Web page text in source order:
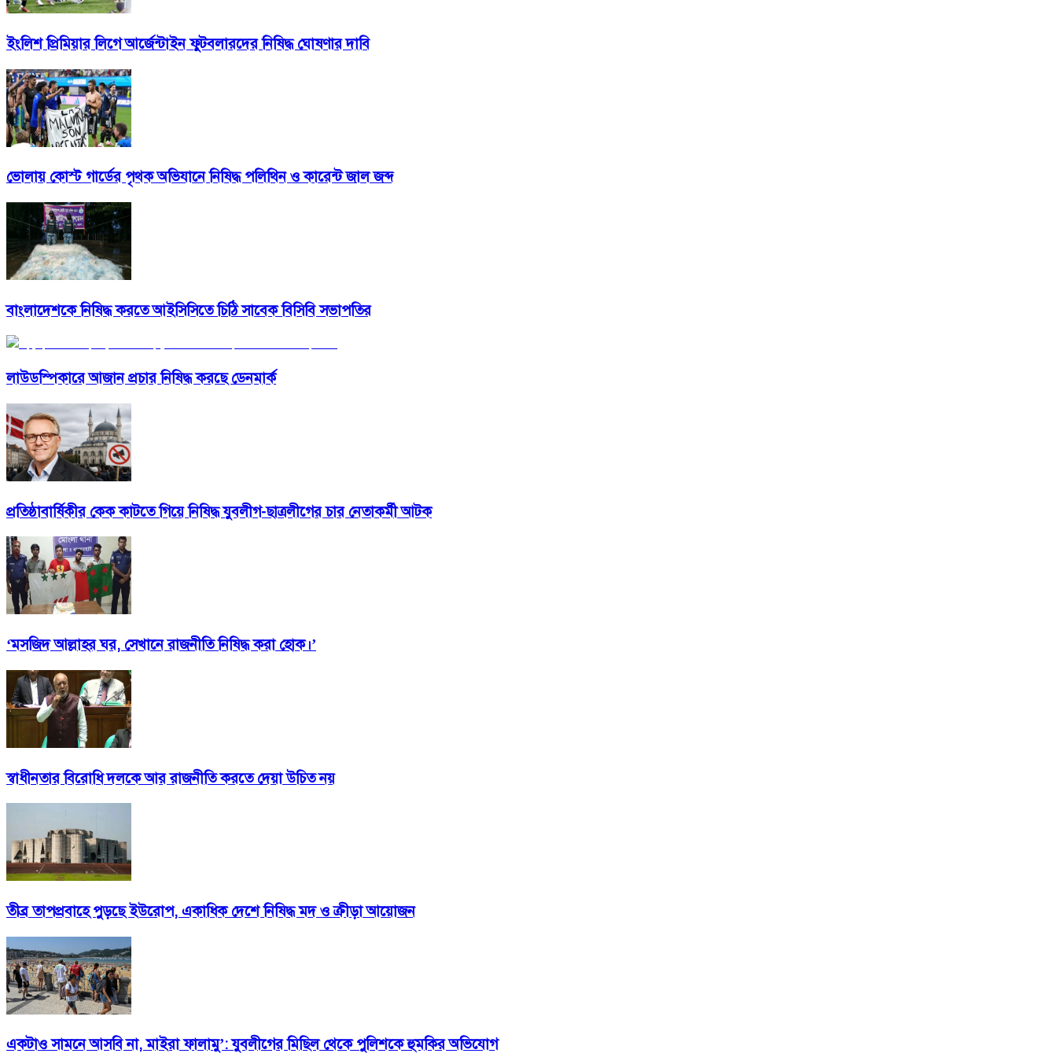
ইংলিশ প্রিমিয়ার লিগে আর্জেন্টাইন ফুটবলারদের নিষিদ্ধ ঘোষণার দাবি
ভোলায় কোস্ট গার্ডের পৃথক অভিযানে নিষিদ্ধ পলিথিন ও কারেন্ট জাল জব্দ
বাংলাদেশকে নিষিদ্ধ করতে আইসিসিতে চিঠি সাবেক বিসিবি সভাপতির
লাউডস্পিকারে আজান প্রচার নিষিদ্ধ করছে ডেনমার্ক
প্রতিষ্ঠাবার্ষিকীর কেক কাটতে গিয়ে নিষিদ্ধ যুবলীগ-ছাত্রলীগের চার নেতাকর্মী আটক
‘মসজিদ আল্লাহর ঘর, সেখানে রাজনীতি নিষিদ্ধ করা হোক।’
স্বাধীনতার বিরোধি দলকে আর রাজনীতি করতে দেয়া উচিত নয়
তীব্র তাপপ্রবাহে পুড়ছে ইউরোপ, একাধিক দেশে নিষিদ্ধ মদ ও ক্রীড়া আয়োজন
একটাও সামনে আসবি না, মাইরা ফালামু’: যুবলীগের মিছিল থেকে পুলিশকে হুমকির অভিযোগ